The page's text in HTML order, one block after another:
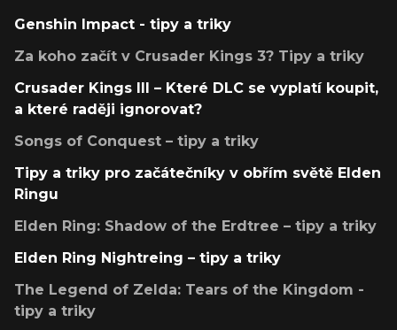
Genshin Impact - tipy a triky
Za koho začít v Crusader Kings 3? Tipy a triky
Crusader Kings III – Které DLC se vyplatí koupit,
a které raději ignorovat?
Songs of Conquest – tipy a triky
Tipy a triky pro začátečníky v obřím světě Elden
Ringu
Elden Ring: Shadow of the Erdtree – tipy a triky
Elden Ring Nightreing – tipy a triky
The Legend of Zelda: Tears of the Kingdom -
tipy a triky